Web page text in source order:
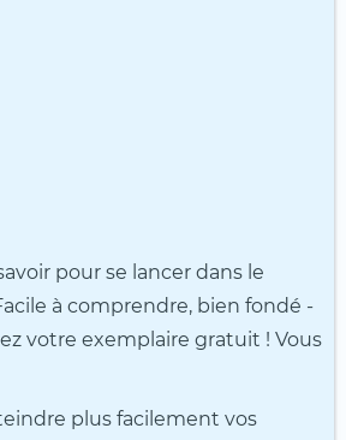
pour se lancer dans le
à comprendre, bien fondé -
votre exemplaire gratuit ! Vous
plus facilement vos